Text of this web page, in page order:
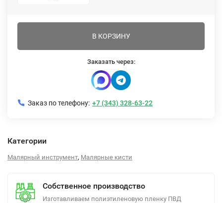
В КОРЗИНУ
Заказать через:
Заказ по телефону: +7 (343) 328-63-22
Категории
Малярный инструмент, Малярные кисти
Собственное производство
Изготавливаем полиэтиленовую пленку ПВД